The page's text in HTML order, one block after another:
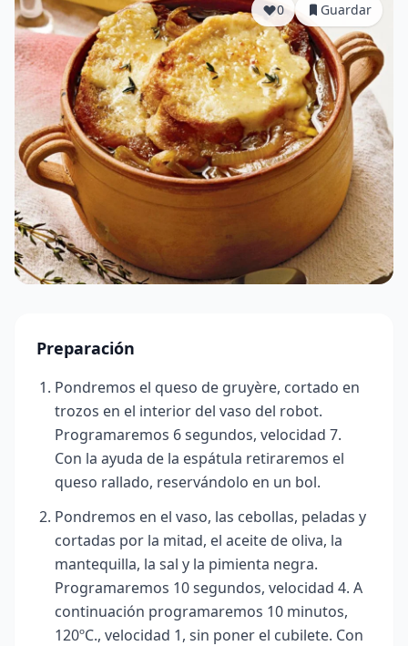
0 Guardar
Preparación
Pondremos el queso de gruyère, cortado en
trozos en el interior del vaso del robot.
Programaremos 6 segundos, velocidad 7.
Con la ayuda de la espátula retiraremos el
queso rallado, reservándolo en un bol.
Pondremos en el vaso, las cebollas, peladas y
cortadas por la mitad, el aceite de oliva, la
mantequilla, la sal y la pimienta negra.
Programaremos 10 segundos, velocidad 4. A
continuación programaremos 10 minutos,
120ºC., velocidad 1, sin poner el cubilete. Con